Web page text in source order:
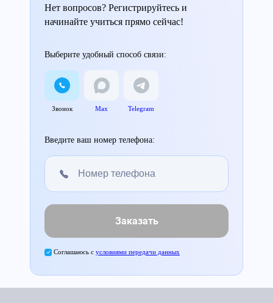
Нет вопросов? Регистрируйтесь и
начинайте учиться прямо сейчас!
Выберите удобный способ связи:
Звонок Max Telegram
Введите ваш номер телефона:
Заказать
Соглашаюсь с условиями передачи данных